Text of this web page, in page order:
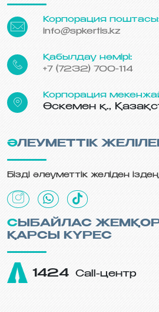
Корпорация
info@spkertis.kz
Қабылдау нөмірі:
+7 (7232) 700-114
Корпорация
Өскемен қ.,
ӘЛЕУМЕТТІК
Бізді әлеуметтік желіден
СЫБАЙЛАС ЖЕМҚОРЛЫҚҚА
ҚАРСЫ КҮРЕС
1424 Call-центр